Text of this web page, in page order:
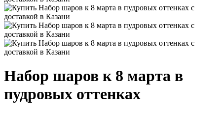
Набор шаров к 8 марта в
пудровых оттенках